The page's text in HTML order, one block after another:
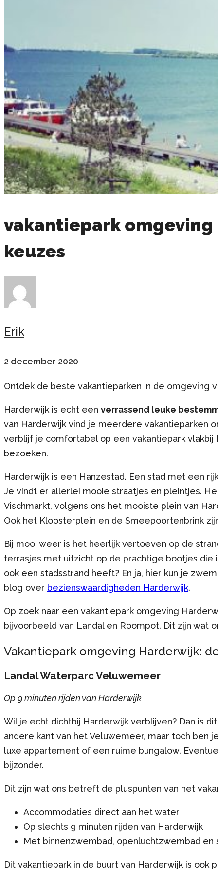
vakantiepark
keuzes
Erik
2 december 2020
Ontdek de beste vakantieparken in de omgeving
Harderwijk is echt een verrassend leuke
van Harderwijk vind je meerdere vakantieparken
verblijf je comfortabel op een vakantiepark
bezoeken.
Harderwijk is een Hanzestad. Een stad met een
Je vindt er allerlei mooie straatjes en pleintjes.
Vischmarkt, volgens ons het mooiste plein van
Ook het Kloosterplein en de Smeepoortenbrink
Bij mooi weer is het heerlijk vertoeven op de
terrasjes met uitzicht op de prachtige bootjes
ook een stadsstrand heeft? En ja, hier kun je
blog over bezienswaardigheden Harderwijk.
Op zoek naar een vakantiepark omgeving
bijvoorbeeld van Landal en Roompot. Dit zijn wat
Vakantiepark omgeving Harderwijk:
Landal Waterparc Veluwemeer
Op 9 minuten rijden van Harderwijk
Wil je echt dichtbij Harderwijk verblijven? Dan is
andere kant van het Veluwemeer, maar toch ben
luxe appartement of een ruime bungalow.
bijzonder.
Dit zijn wat ons betreft de pluspunten van het
Accommodaties direct aan het water
Op slechts 9 minuten rijden van Harderwijk
Met binnenzwembad, openluchtzwembad en
Dit vakantiepark in de buurt van Harderwijk is